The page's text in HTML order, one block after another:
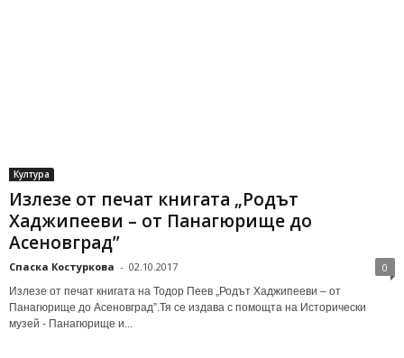
Култура
Излезе от печат книгата „Родът
Хаджипееви – от Панагюрище до
Асеновград”
Спаска Костуркова - 02.10.2017 0
Излезе от печат книгата на Тодор Пеев „Родът Хаджипееви – от
Панагюрище до Асеновград”.Тя се издава с помощта на Исторически
музей - Панагюрище и...